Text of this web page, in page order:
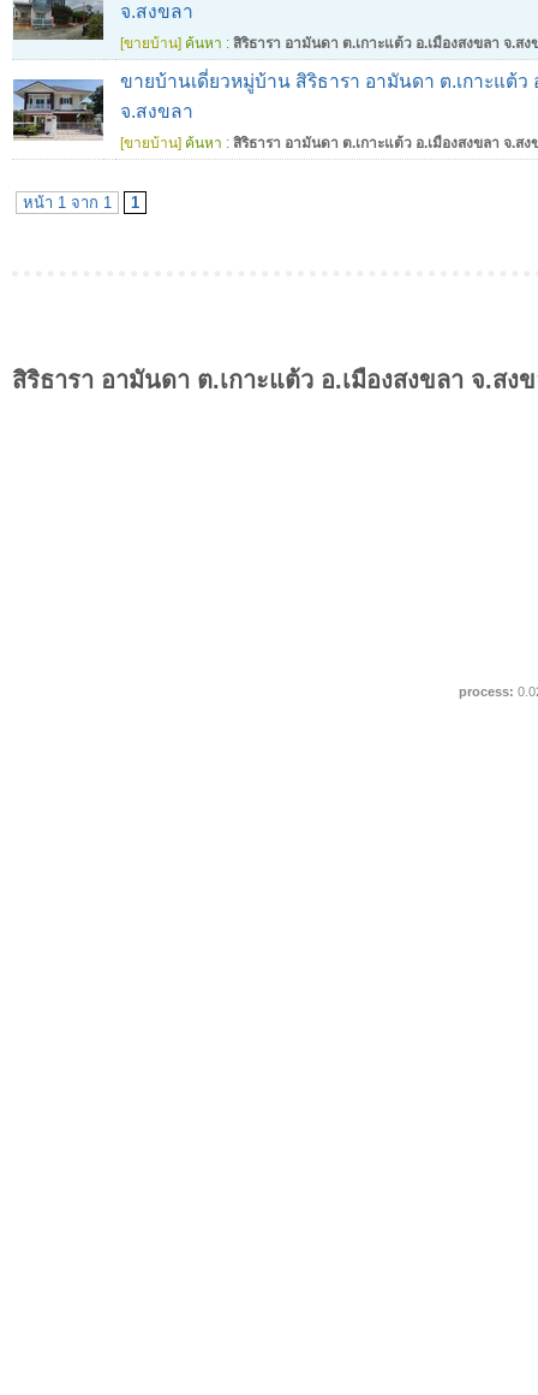
จ.สงขลา
[ขายบ้าน] ค้นหา : สิริธารา อามันดา ต.เกาะแต้ว อ.เมืองสงขลา จ.สง
ขายบ้านเดี่ยวหมู่บ้าน สิริธารา อามันดา ต.เกาะแต้ว
จ.สงขลา
[ขายบ้าน] ค้นหา : สิริธารา อามันดา ต.เกาะแต้ว อ.เมืองสงขลา จ.สง
หน้า 1 จาก 1 1
สิริธารา อามันดา ต.เกาะแต้ว อ.เมืองสงขลา จ.สง
process: